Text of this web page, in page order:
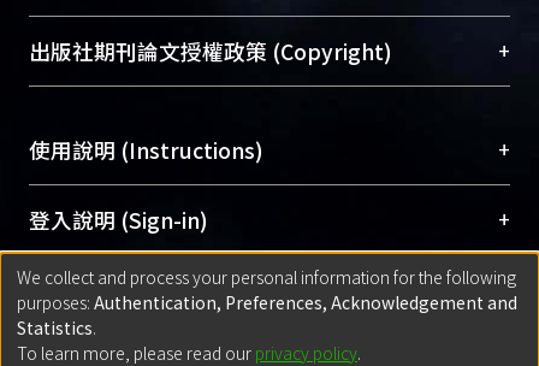
To permanently archive and promote researcher
profiles and scholarly works, Library integrates the
services of “NTU Repository” with “Academic
開放取用是從使用者角度提升資訊取用性的社會運
動，應用在學術研究上是透過將研究著作公開供使
用逐年攀升。同時可加速研究發展、提升研究影響
Archive）平台。 （點選深入了解OA）
出版社期刊論文授權政策 (Copyright) +
含部分內容的版權非匯入者所有，或由第三方贊
助與合作完成，請確認該版權所有者及第三方同
意提供此授權。
Please represent that the submission is your
original work, and that you have the right to
grant the rights to upload.
若欲上傳已出版的全文電子檔，可使用
使用說明 (Instructions) +
網站簡介(Quickstart Guide)
使用手冊(Instruction Manual)
線上預約服務(Booking Service)
登入說明 (Sign-in) +
方案一：臺灣大學計算機中心帳號登入
(With C&INC Email Account)
方案二：ORCID帳號登入(With ORCID)
匯入著作 (Submission) +
方案一：定期更新ORCID者，以ID匯入
We collect and process your personal information for the following
purposes: Authentication, Preferences, Acknowledgement and
Statistics.
To learn more, please read our privacy policy.